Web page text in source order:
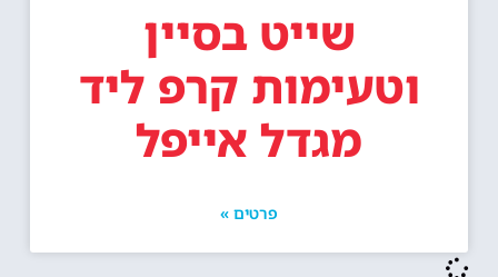
שייט בסיין
וטעימות קרפ ליד
מגדל אייפל
פרטים »